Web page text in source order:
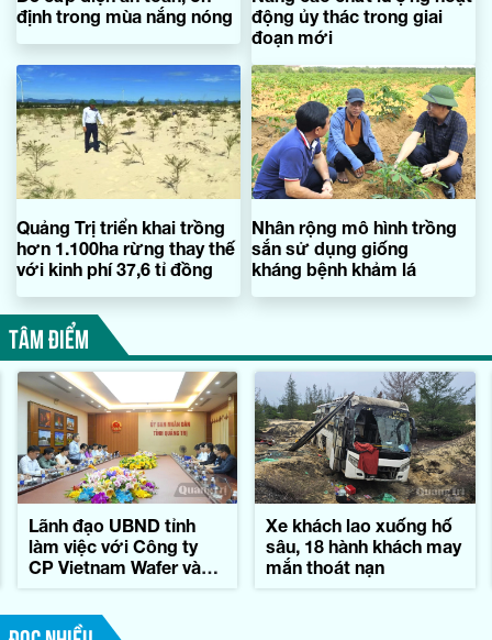
định trong mùa nắng nóng
động ủy thác trong giai
đoạn mới
Quảng Trị triển khai trồng
hơn 1.100ha rừng thay thế
với kinh phí 37,6 tỉ đồng
Nhân rộng mô hình trồng
sắn sử dụng giống
kháng bệnh khảm lá
TÂM ĐIỂM
Lãnh đạo UBND tỉnh
làm việc với Công ty
CP Vietnam Wafer và
Xe khách lao xuống hố
sâu, 18 hành khách may
mắn thoát nạn